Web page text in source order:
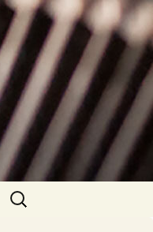
Suchen
nach: